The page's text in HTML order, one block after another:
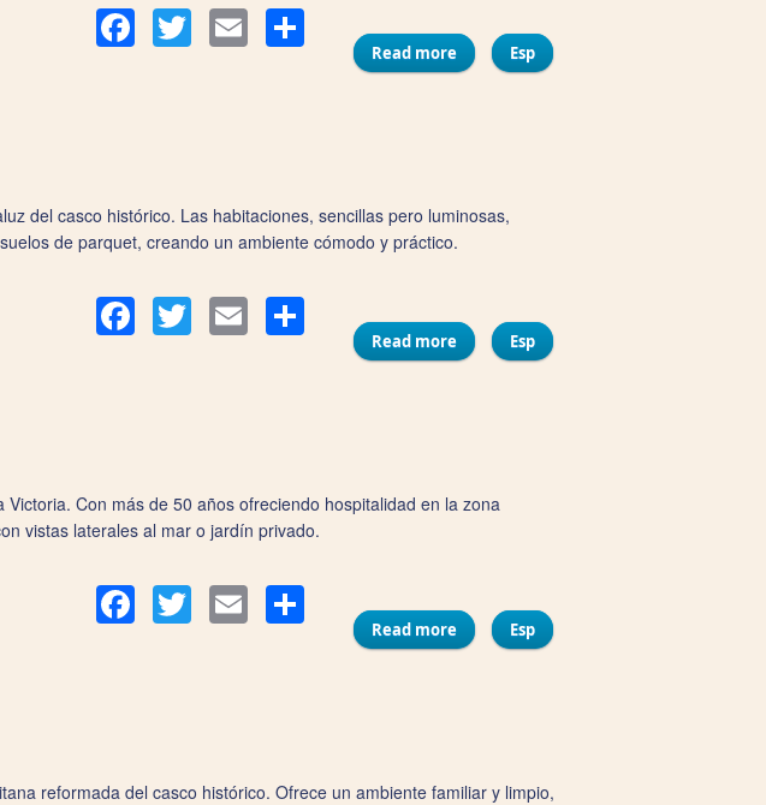
FacebookTwitter Email Compartir
Read more about Hospedería Marqués
Esp
del casco histórico. Las habitaciones, sencillas pero luminosas,
de parquet, creando un ambiente cómodo y práctico.
FacebookTwitter Email Compartir
Read more about Pensión Cádiz
Esp
Con más de 50 años ofreciendo hospitalidad en la zona
vistas laterales al mar o jardín privado.
FacebookTwitter Email Compartir
Read more about Hospedería Imar
Esp
reformada del casco histórico. Ofrece un ambiente familiar y limpio,